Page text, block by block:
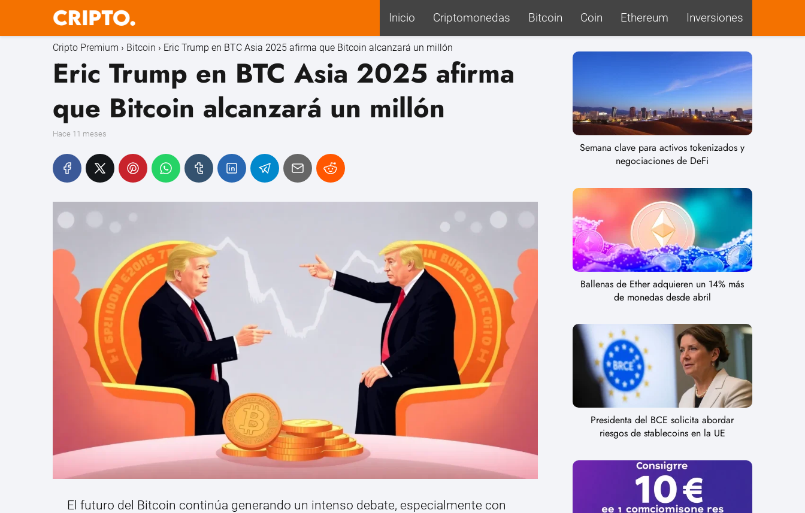
Inicio Criptomonedas Bitcoin Coin Ethereum Inversiones
Cripto Premium Bitcoin Eric Trump en BTC Asia 2025 afirma que Bitcoin alcanzará un millón
Eric Trump en BTC Asia 2025 afirma
que Bitcoin alcanzará un millón
hace 11 meses
El futuro del Bitcoin continúa generando un intenso debate, especialmente con
Semana clave para activos tokenizados y
negociaciones de DeFi
Ballenas de Ether adquieren un 14% más
de monedas desde abril
Presidenta del BCE solicita abordar
riesgos de stablecoins en la UE